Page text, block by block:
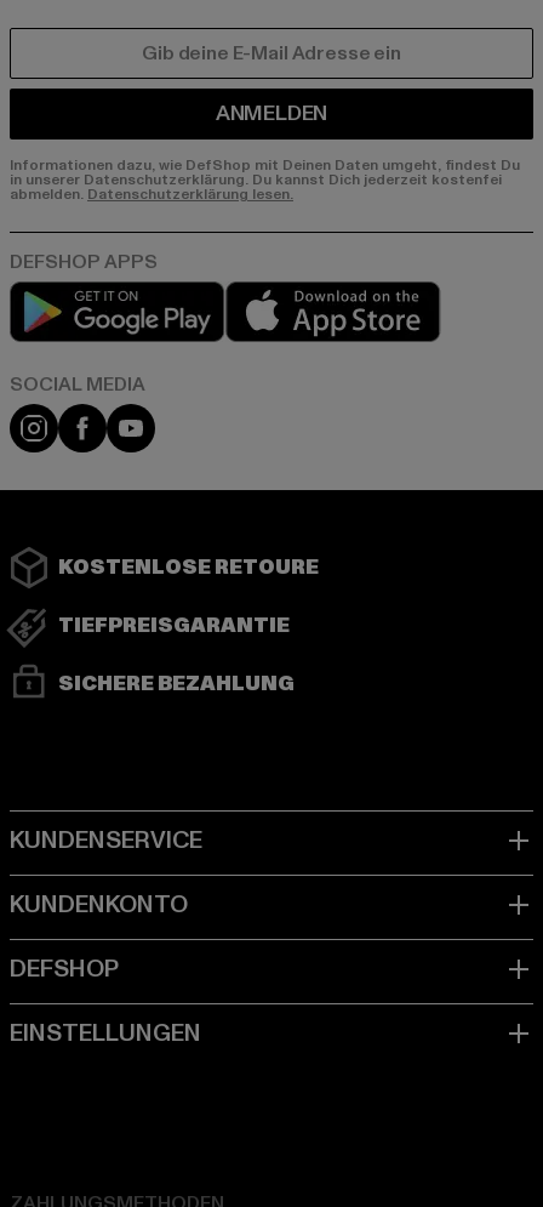
ANMELDEN
Informationen dazu, wie DefShop mit Deinen Daten umgeht, findest Du
in unserer Datenschutzerklärung. Du kannst Dich jederzeit kostenfei
abmelden. Datenschutzerklärung lesen.
Play market
Instagram
FacebookYouTube
KOSTENLOSE RETOURE
TIEFPREISGARANTIE
SICHERE BEZAHLUNG